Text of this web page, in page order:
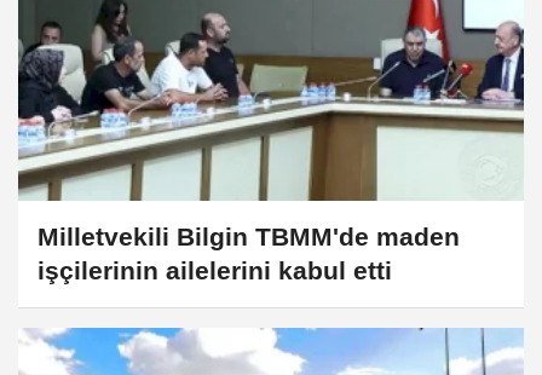
Milletvekili Bilgin TBMM'de maden
işçilerinin ailelerini kabul etti